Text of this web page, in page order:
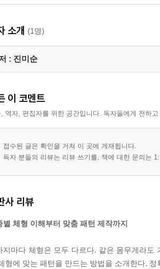
소개 (1명)
: 진미순
이 코멘트
, 역자, 편집자를 위한 공간입니다. 독자들에게 전하
접수된 글은 확인을 거쳐 이 곳에 게재됩니다.
독자 분들의 리뷰는 리뷰 쓰기를, 책에 대한 문의는
사 리뷰
별 체형 이해부터 맞춤 패턴 제작까지
지마다 체형은 모두 다르다. 같은 몸무게라
형에 맞는 패턴을 만드는 방법을 소개한다.